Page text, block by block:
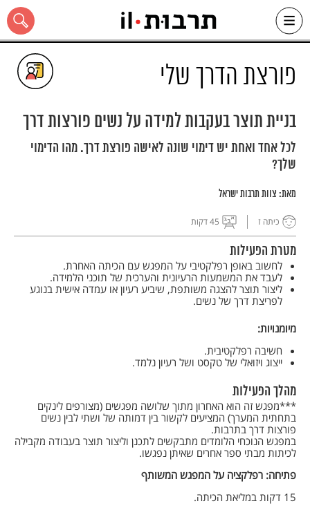
Skip
content
כל האתר
פורצת הדרך שלי
בניית תוצר בעקבות למידה על נשים פורצות דרך
לכל אחד ואחת יש דימוי שונה לאישה פורצת דרך. מהו הדימוי
שלך?
מאת: צוות תרבות ישראל
כיתה ז 45 דקות
מטרת הפעילות
לחשוב באופן רפלקטיבי על המפגש עם הכיתה האחרת.
לעבד את המשמעות הרעיונית והערכית של תוכני הלמידה.
ליצור תוצר להצגה משותפת, שיביע רעיון או עמדה אישית בנוגע
לפריצת דרך של נשים.
מיומנויות:
חשיבה רפלקטיבית.
ייצוג ויזואלי של טקסט ושל רעיון נלמד.
מהלך הפעילות
***מפגש זה הוא האחרון מתוך שלושה מפגשים (מצורפים לינקים
בתחתית המערך) המציעים לקשור בין דמותה של ושתי לבין נשים
פורצות דרך בתרבות.
במפגש הנוכחי הלומדים מתבקשים לתכנן וליצור תוצר בעבודה מקבילה
לכיתות מבתי ספר אחרים שאיתן נפגשו.
פתיחה: רפלקציה על המפגש המשותף
15 דקות במליאת הכיתה.